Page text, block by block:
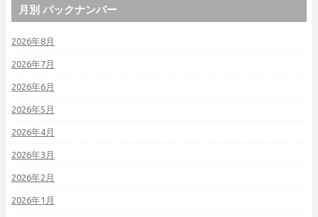
月別 バックナンバー
2026年8月
2026年7月
2026年6月
2026年5月
2026年4月
2026年3月
2026年2月
2026年1月